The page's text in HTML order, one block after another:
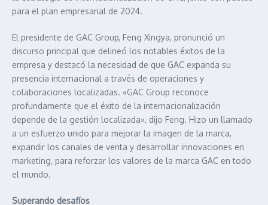
para el plan empresarial de 2024.
El presidente de GAC Group, Feng Xingya, pronunció un
discurso principal que delineó los notables éxitos de la
empresa y destacó la necesidad de que GAC expanda su
presencia internacional a través de operaciones y
colaboraciones localizadas. «GAC Group reconoce
profundamente que el éxito de la internacionalización
depende de la gestión localizada», dijo Feng. Hizo un llamado
a un esfuerzo unido para mejorar la imagen de la marca,
expandir los canales de venta y desarrollar innovaciones en
marketing, para reforzar los valores de la marca GAC en todo
el mundo.
Superando desafíos